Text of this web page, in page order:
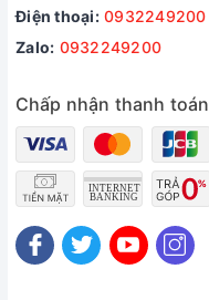
Điện thoại: 0932249200
Zalo: 0932249200
Chấp nhận thanh toán